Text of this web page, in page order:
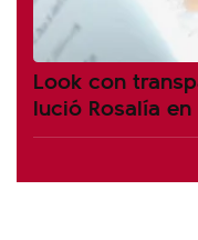
Look con
lució Rosalía